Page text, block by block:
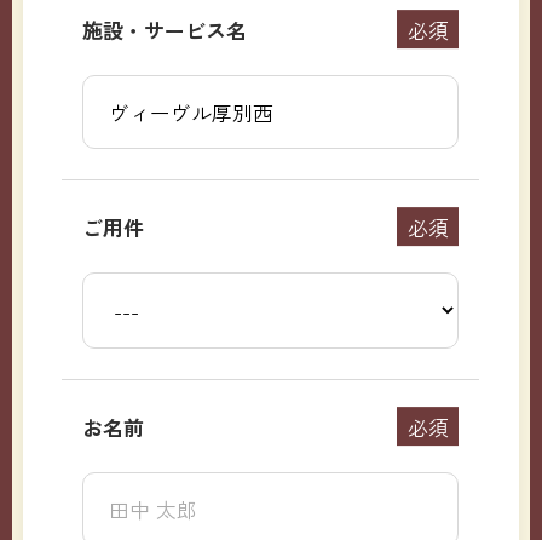
必須
施設・サービス名
必須
ご用件
必須
お名前